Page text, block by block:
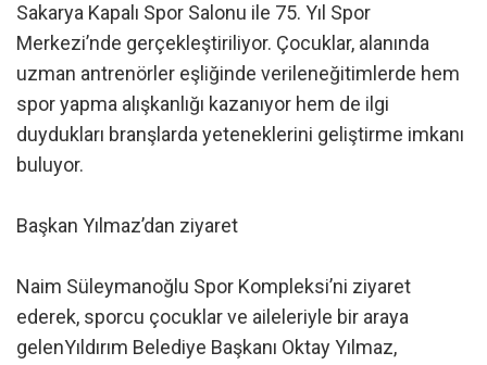
Sakarya Kapalı Spor Salonu ile 75. Yıl Spor
Merkezi’nde gerçekleştiriliyor. Çocuklar, alanında
uzman antrenörler eşliğinde verileneğitimlerde hem
spor yapma alışkanlığı kazanıyor hem de ilgi
duydukları branşlarda yeteneklerini geliştirme imkanı
buluyor.
Başkan Yılmaz’dan ziyaret
Naim Süleymanoğlu Spor Kompleksi’ni ziyaret
ederek, sporcu çocuklar ve aileleriyle bir araya
gelenYıldırım Belediye Başkanı Oktay Yılmaz,